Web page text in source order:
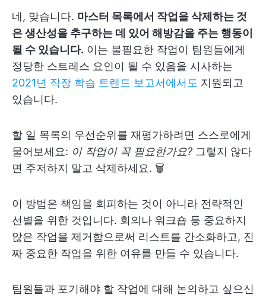
네, 맞습니다. 마스터 목록에서 작업을 삭제하는 것
은 생산성을 추구하는 데 있어 해방감을 주는 행동이
될 수 있습니다. 이는 불필요한 작업이 팀원들에게
정당한 스트레스 요인이 될 수 있음을 시사하는
2021년 직장 학습 트렌드 보고서에서도 지원되고
있습니다.
할 일 목록의 우선순위를 재평가하려면 스스로에게
물어보세요: 이 작업이 꼭 필요한가요? 그렇지 않다
면 주저하지 말고 삭제하세요. 🗑️
이 방법은 책임을 회피하는 것이 아니라 전략적인
선별을 위한 것입니다. 회의나 워크숍 등 중요하지
않은 작업을 제거함으로써 리스트를 간소화하고, 진
짜 중요한 작업을 위한 여유를 만들 수 있습니다.
팀원들과 포기해야 할 작업에 대해 논의하고 싶으신